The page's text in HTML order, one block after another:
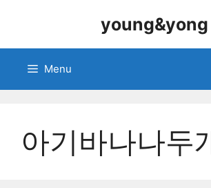
young&yong
Menu
아기바나나두